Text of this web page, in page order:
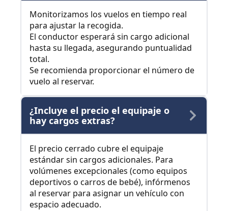
Monitorizamos los vuelos en tiempo real
para ajustar la recogida.
El conductor esperará sin cargo adicional
hasta su llegada, asegurando puntualidad
total.
Se recomienda proporcionar el número de
vuelo al reservar.
¿Incluye el precio el equipaje o
hay cargos extras?
El precio cerrado cubre el equipaje
estándar sin cargos adicionales. Para
volúmenes excepcionales (como equipos
deportivos o carros de bebé), infórmenos
al reservar para asignar un vehículo con
espacio adecuado.